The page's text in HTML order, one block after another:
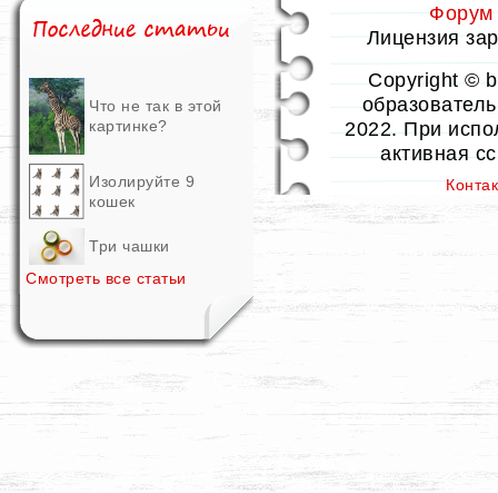
Что не так в этой
картинке?
Изолируйте 9
кошек
Три чашки
Смотреть все статьи
Форум
Лицензия
Copyright ©
2022. При
активная